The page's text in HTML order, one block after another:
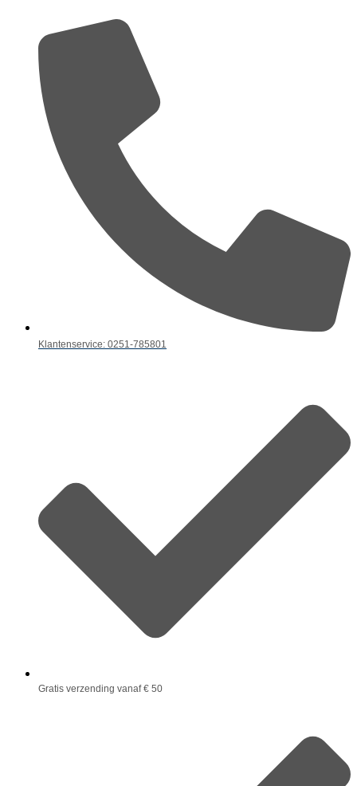
Klantenservice: 0251-785801
Gratis verzending vanaf € 50